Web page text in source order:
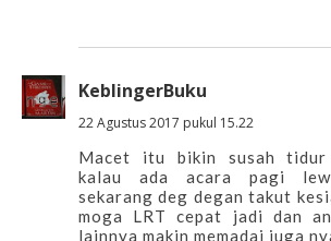
KeblingerBuku
22 Agustus 2017 pukul 15.22
Macet itu bikin susah tidur
kalau ada acara pagi
sekarang deg degan takut
moga LRT cepat jadi dan
lainnya makin memadai juga